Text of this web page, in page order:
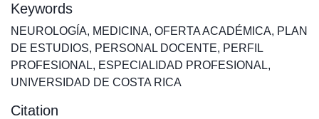
Keywords
NEUROLOGÍA, MEDICINA, OFERTA ACADÉMICA, PLAN
DE ESTUDIOS, PERSONAL DOCENTE, PERFIL
PROFESIONAL, ESPECIALIDAD PROFESIONAL,
UNIVERSIDAD DE COSTA RICA
Citation